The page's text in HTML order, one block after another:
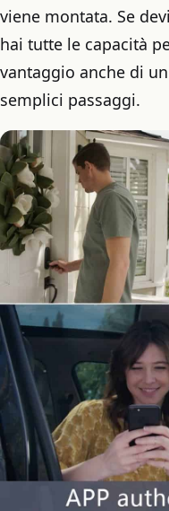
viene montata. Se
hai tutte le capacità
vantaggio anche di
semplici passaggi.